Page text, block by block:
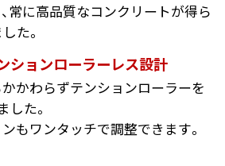
常に高品質なコンクリートが得ら
た。
ションローラーレス設計
かわらずテンションローラーを
した。
もワンタッチで調整できます。